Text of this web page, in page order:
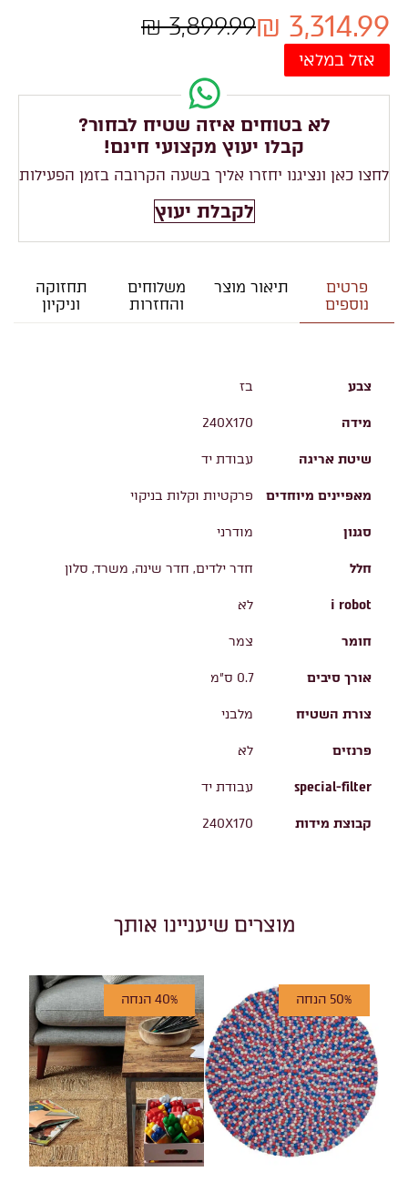
3,899.99 ₪ 3,314.99 ₪
אזל במלאי
לא בטוחים איזה שטיח לבחור?
קבלו יעוץ מקצועי חינם!
לחצו כאן ונציגנו יחזרו אליך בשעה הקרובה בזמן הפעילות
לקבלת יעוץ
פרטים
נוספים
תיאור מוצר
משלוחים
והחזרות
תחזוקה
וניקיון
צבע בז
מידה 240X170
שיטת אריגה עבודת יד
מאפיינים מיוחדים פרקטיות וקלות בניקוי
סגנון מודרני
חלל חדר ילדים, חדר שינה, משרד, סלון
i robot לא
חומר צמר
אורך סיבים 0.7 ס"מ
צורת השטיח מלבני
פרנזים לא
special-filter עבודת יד
קבוצת מידות 240X170
מוצרים שיעניינו אותך
50% הנחה 40% הנחה